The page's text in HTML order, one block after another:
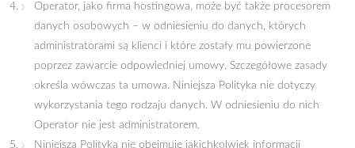
Operator, jako firma hostingowa, może być także procesorem
danych osobowych – w odniesieniu do danych, których
administratorami są klienci i które zostały mu powierzone
poprzez zawarcie odpowiedniej umowy. Szczegółowe zasady
określa wówczas ta umowa. Niniejsza Polityka nie dotyczy
wykorzystania tego rodzaju danych. W odniesieniu do nich
Operator nie jest administratorem.
Niniejsza Polityka nie obejmuje jakichkolwiek informacji